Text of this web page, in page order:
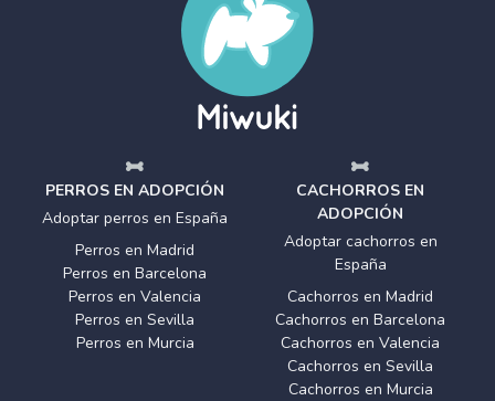
PERROS EN ADOPCIÓN
Adoptar perros en España
Perros en Madrid
Perros en Barcelona
Perros en Valencia
Perros en Sevilla
Perros en Murcia
CACHORROS EN
ADOPCIÓN
Adoptar cachorros en
España
Cachorros en Madrid
Cachorros en Barcelona
Cachorros en Valencia
Cachorros en Sevilla
Cachorros en Murcia